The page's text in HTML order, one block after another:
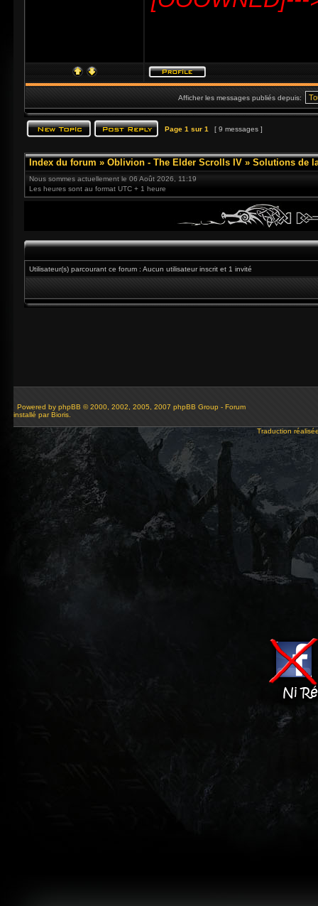
Afficher les messages publiés depuis:
Page 1 sur 1 [ 9 messages ]
Index du forum » Oblivion - The Elder Scrolls IV » Solutions de
Nous sommes actuellement le 06 Août 2026, 11:19
Les heures sont au format UTC + 1 heure
Utilisateur(s) parcourant ce forum : Aucun utilisateur inscrit et 1 invité
Powered by phpBB © 2000, 2002, 2005, 2007 phpBB Group - Forum
installé par Bioris.
Traduction